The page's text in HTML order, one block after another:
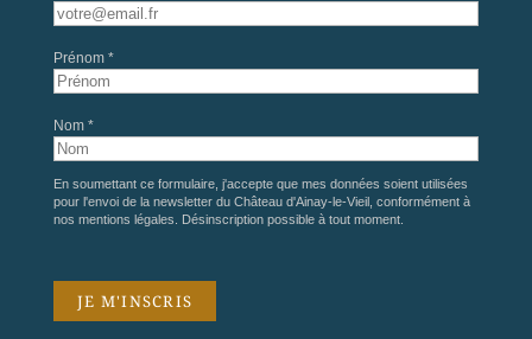
Prénom *
Nom *
En soumettant ce formulaire, j'accepte que mes données soient utilisées
pour l'envoi de la newsletter du Château d'Ainay-le-Vieil, conformément à
nos mentions légales . Désinscription possible à tout moment.